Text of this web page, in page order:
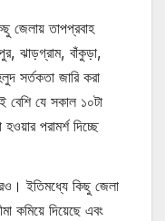
জেলায় তাপপ্রবাহ
ঝাড়গ্রাম, বাঁকুড়া,
সর্তকতা জারি করা
বেশি যে সকাল ১০টা
পরামর্শ দিচ্ছে
ইতিমধ্যে কিছু জেলা
কমিয়ে দিয়েছে এবং